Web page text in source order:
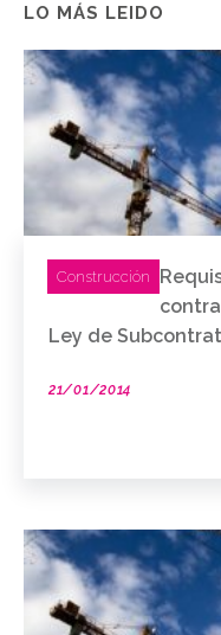
LO MÁS LEIDO
Construcción
Ley de
21/01/2014